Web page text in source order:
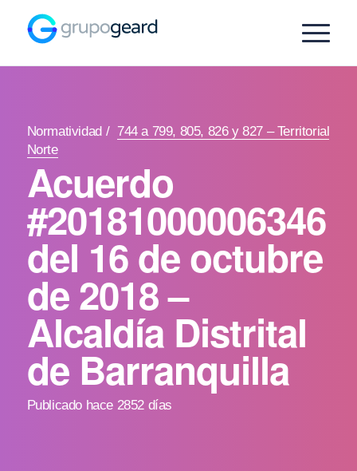
Normatividad / 744 a 799, 805, 826 y 827 – Territorial
Norte
Acuerdo
#20181000006346
del 16 de octubre
de 2018 –
Alcaldía Distrital
de Barranquilla
Publicado hace 2852 días